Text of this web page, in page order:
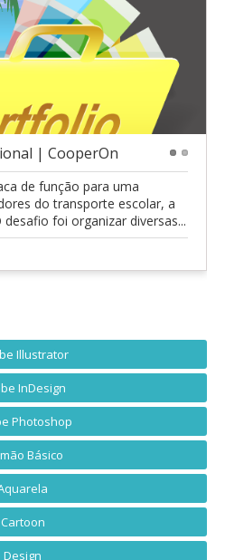
| CooperOn
de função para uma
do transporte escolar, a
foi organizar diversas...
Illustrator
InDesign
Photoshop
Básico
Cartoon
Design